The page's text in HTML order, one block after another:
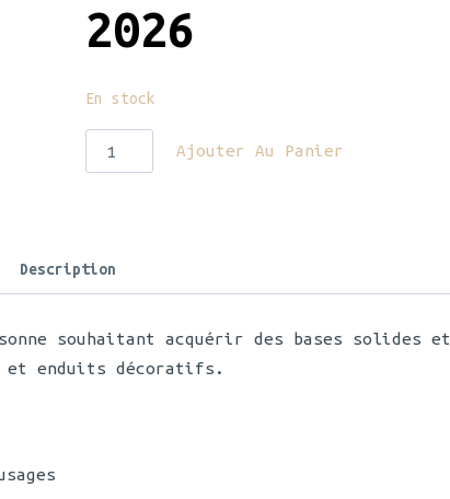
2026
En stock
Ajouter Au Panier
Description
souhaitant acquérir des bases solides et
et enduits décoratifs.